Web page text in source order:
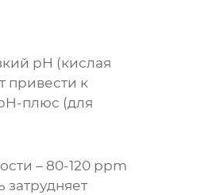
pH (кислая
привести к
плюс (для
– 80-120 ppm